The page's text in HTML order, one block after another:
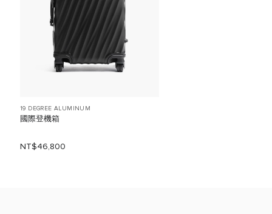
19 DEGREE ALUMINUM
國際登機箱
NT$46,800